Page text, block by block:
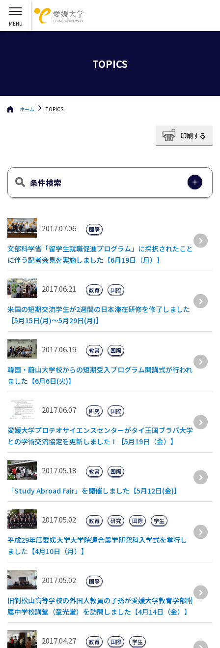
TOPICS
ホーム TOPICS
印刷する
条件検索
2017.07.06
文部科学省「留学生就職促進プログラム」に採択されたこと
に伴う記者会見を実施しました【6月19日（月）】
国際
2017.06.21
米国の短期交流学生が2週間の日本滞在研修を修了しました
【5月15日(月)〜5月29日(月)】
教育 国際
2017.06.19
韓国・蔚山大学校からの短期受入プログラム開講式が行われ
ました【6月6日(火)】
教育 国際
2017.06.07
愛媛大学プロテオサイエンスセンターがタイ王国ブラパ大学
との学術交流協定を更新しました！【5月19日（金）】
研究 国際
2017.05.18
「Study Abroad Fair」を開催しました【5月12日(金)】
教育 国際
2017.05.02
平成29年度愛媛大学大学院連合農学研究科入学式を挙行し
ました【4月10日（月）】
教育 研究 国際 学生
2017.05.02
旧制松山高等学校の外国人教員の子孫が愛媛大学教育学部附
属中学校講堂（章光堂）を訪問しました【4月14日（金）】
国際
2017.04.27 教育 国際 学生